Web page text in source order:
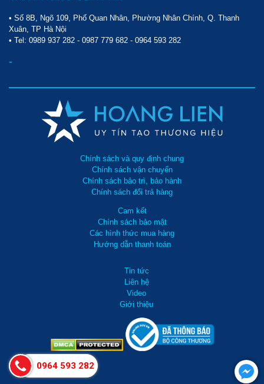
• Số 8B, Ngõ 109, Phố Quan Nhân, Phường Nhân Chính, Q. Thanh
Xuân, TP Hà Nội
• Tel: 0989 937 282 - 0987 779 682 - 0964 593 282
-
Chính sách và quy định chung
Chính sách vận chuyển
Chính sách bảo trì, bảo hành
Chính sách đổi trả hàng
Cam kết
Chính sách bảo mật
Các hình thức mua hàng
Hướng dẫn thanh toán
Tin tức
Liên hệ
Video
Giới thiệu
0964 593 282